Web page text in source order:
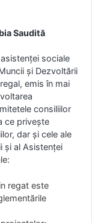
Saudită
sociale
și Dezvoltării
emis în mai
consiliilor
ce privește
dar și cele ale
și al Asistenței
regat este